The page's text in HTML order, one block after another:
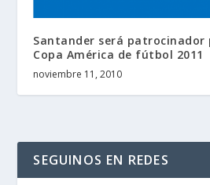
Santander será patrocinador
Copa América de fútbol 2011
noviembre 11, 2010
SEGUINOS EN REDES